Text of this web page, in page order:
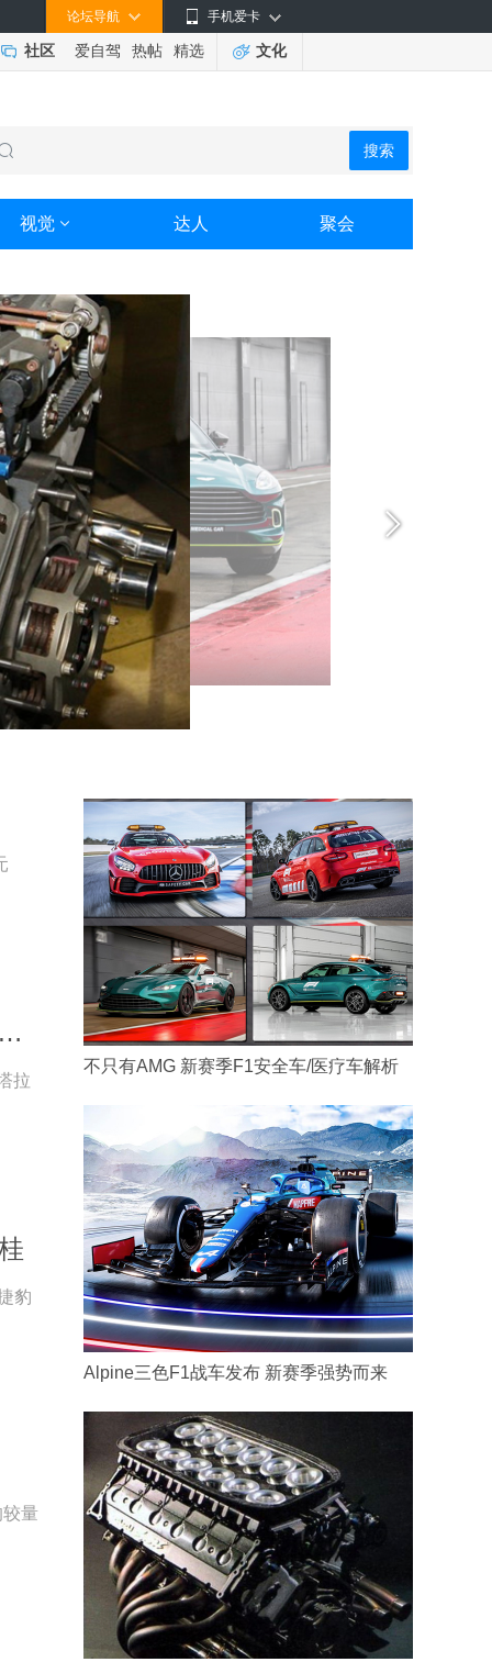
手机爱卡
论坛导航
社区 爱自驾 热帖 精选 文化
搜索
视觉 达人 聚会
全车/医疗车解析
中国首个越野技能分级标准发布 长城汽车“环塔欢乐周”燃擎启幕
拉
豹
量
不只有AMG 新赛季F1安全车/医疗车解析
Alpine三色F1战车发布 新赛季强势而来